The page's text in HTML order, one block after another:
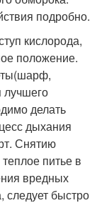
подробно.
кислорода,
положение.
лучшего
делать
дыхания
Снятию
питье в
вредных
следует быстро